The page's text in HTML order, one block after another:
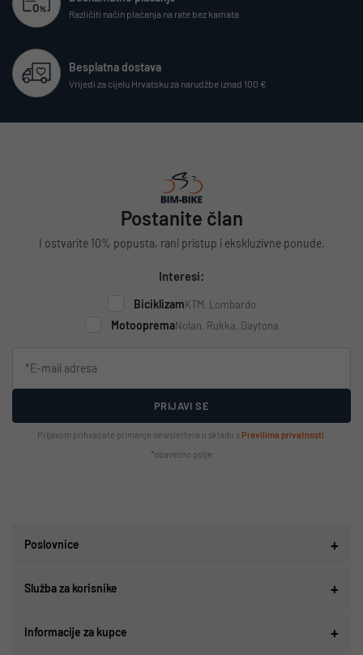
Različiti način plaćanja na rate bez kamata
Besplatna dostava
Vrijedi za cijelu Hrvatsku za narudžbe iznad 100 €
Postanite član
I ostvarite 10% popusta, rani pristup i ekskluzivne ponude.
Interesi:
BiciklizamKTM, Lombardo
MotoopremaNolan, Rukka, Daytona
PRIJAVI SE
Prijavom prihvaćate primanje newslettera u skladu s Pravilima privatnosti
*obavezno polje
Poslovnice
Služba za korisnike
Informacije za kupce